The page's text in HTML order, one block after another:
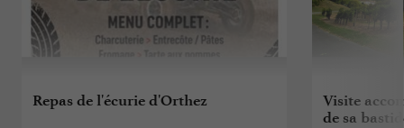
Repas de l'écurie d'Orthez
Visite
de sa